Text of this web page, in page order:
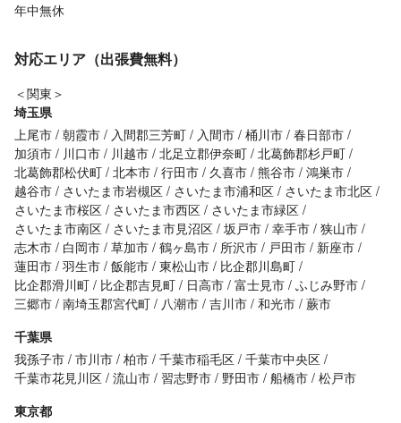
年中無休
対応エリア（出張費無料）
＜関東＞
埼玉県
上尾市 朝霞市 入間郡三芳町 入間市 桶川市 春日部市
加須市
川口市 川越市 北足立郡伊奈町 北葛飾郡杉戸町
北葛飾郡松伏町 北本市 行田市 久喜市 熊谷市 鴻巣市
越谷市
さいたま市岩槻区 さいたま市浦和区
さいたま市北区
さいたま市桜区
さいたま市西区
さいたま市緑区
さいたま市南区
さいたま市見沼区 坂戸市 幸手市 狭山市
志木市
白岡市 草加市 鶴ヶ島市 所沢市 戸田市
新座市
蓮田市 羽生市 飯能市 東松山市
比企郡川島町
比企郡滑川町
比企郡吉見町 日高市 富士見市 ふじみ野市
三郷市 南埼玉郡宮代町 八潮市 吉川市 和光市 蕨市
千葉県
我孫子市 市川市 柏市 千葉市稲毛区 千葉市中央区
千葉市花見川区 流山市 習志野市 野田市 船橋市 松戸市
東京都